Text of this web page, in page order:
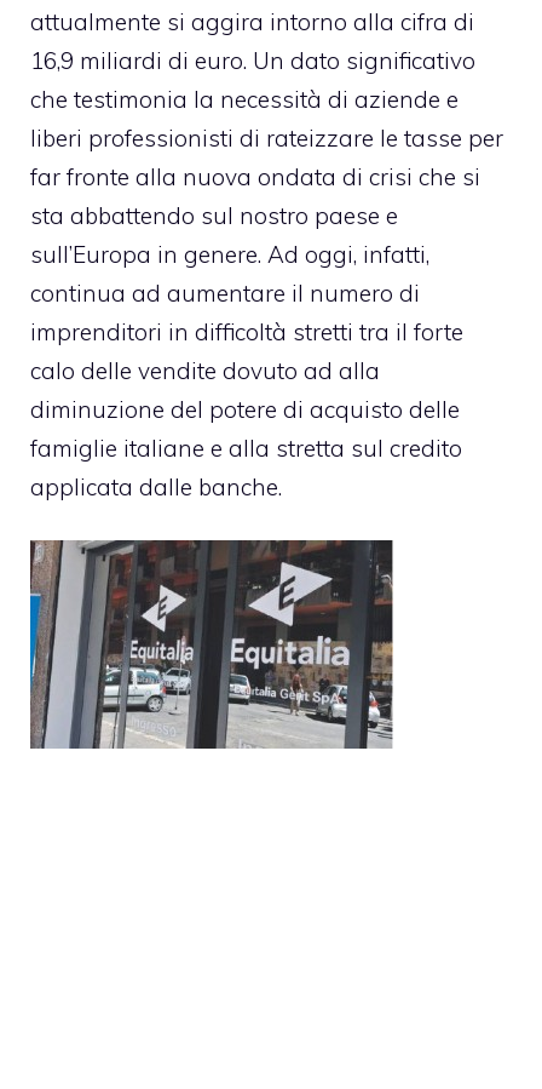
attualmente si aggira intorno alla cifra di
16,9 miliardi di euro. Un dato significativo
che testimonia la necessità di aziende e
liberi professionisti di rateizzare le tasse per
far fronte alla nuova ondata di crisi che si
sta abbattendo sul nostro paese e
sull’Europa in genere. Ad oggi, infatti,
continua ad aumentare il numero di
imprenditori in difficoltà stretti tra il forte
calo delle vendite dovuto ad alla
diminuzione del potere di acquisto delle
famiglie italiane e alla stretta sul credito
applicata dalle banche.